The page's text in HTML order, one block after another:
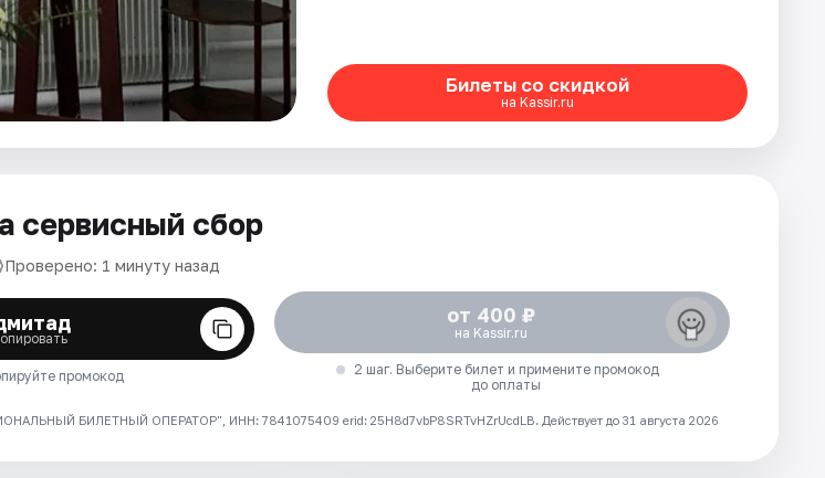
Билеты со скидкой
на Kassir.ru
сервисный сбор
Проверено: 1 минуту назад
промокод
от 400 ₽
на Kassir.ru
2 шаг. Выберите билет и примените промокод
до оплаты
БИЛЕТНЫЙ ОПЕРАТОР", ИНН: 7841075409 erid: 25H8d7vbP8SRTvHZrUcdLB. Действует до 31 августа 2026